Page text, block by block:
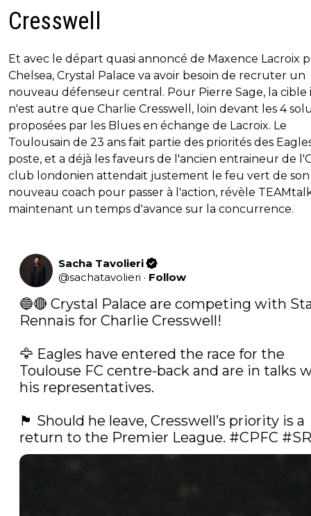
Cresswell
Et avec le départ quasi annoncé de Maxence Lacroix
Chelsea, Crystal Palace va avoir besoin de recruter un
nouveau défenseur central. Pour Pierre Sage, la cible
n'est autre que Charlie Cresswell, loin devant les 4
proposées par les Blues en échange de Lacroix. Le
Toulousain de 23 ans fait partie des priorités des
poste, et a déjà les faveurs de l'ancien entraineur de
club londonien attendait justement le feu vert de son
nouveau coach pour passer à l'action, révèle
maintenant un temps d'avance sur la concurrence.
Sacha Tavolieri
@sachatavolieri · Follow
🔵🔴 Crystal Palace are competing with
Rennais for Charlie Cresswell!
🦅 Eagles have entered the race for the
Toulouse FC centre-back and are in talks
his representatives.
🏴󠁧󠁢󠁥󠁮󠁧󠁿 Should he leave, Cresswell’s priority is a
return to the Premier League. #CPFC